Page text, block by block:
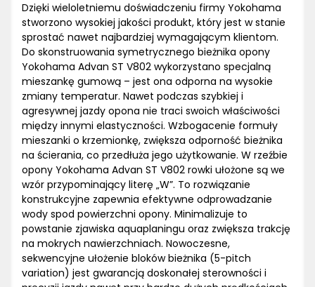
Dzięki wieloletniemu doświadczeniu firmy Yokohama
stworzono wysokiej jakości produkt, który jest w stanie
sprostać nawet najbardziej wymagającym klientom.
Do skonstruowania symetrycznego bieżnika opony
Yokohama Advan ST V802 wykorzystano specjalną
mieszankę gumową – jest ona odporna na wysokie
zmiany temperatur. Nawet podczas szybkiej i
agresywnej jazdy opona nie traci swoich właściwości
między innymi elastyczności. Wzbogacenie formuły
mieszanki o krzemionkę, zwiększa odporność bieżnika
na ścierania, co przedłuża jego użytkowanie. W rzeźbie
opony Yokohama Advan ST V802 rowki ułożone są we
wzór przypominający literę „W”. To rozwiązanie
konstrukcyjne zapewnia efektywne odprowadzanie
wody spod powierzchni opony. Minimalizuje to
powstanie zjawiska aquaplaningu oraz zwiększa trakcję
na mokrych nawierzchniach. Nowoczesne,
sekwencyjne ułożenie bloków bieżnika (5-pitch
variation) jest gwarancją doskonałej sterowności i